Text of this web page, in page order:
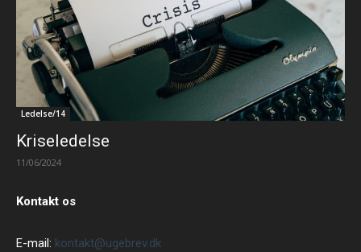
Ledelse/14
Kriseledelse
11/06/2024
Kontakt os
E-mail: kontakt@ugebrev.dk